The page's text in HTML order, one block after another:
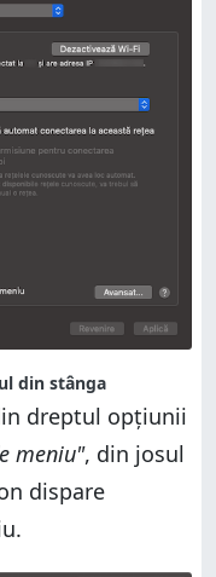
din stânga
dreptul opțiunii
meniu", din josul
dispare